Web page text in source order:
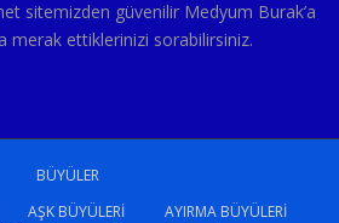
sitemizden güvenilir Medyum Burak’a
merak ettiklerinizi sorabilirsiniz.
BÜYÜLER
AŞK BÜYÜLERI
AYIRMA BÜYÜLERI